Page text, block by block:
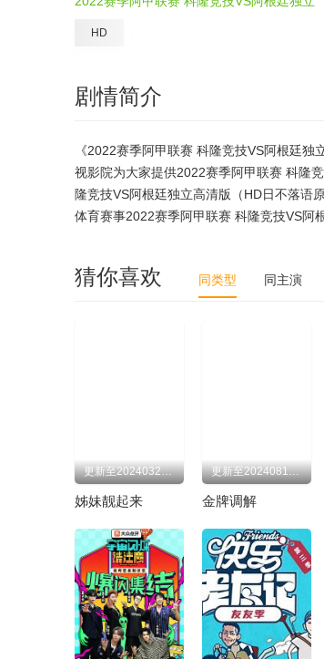
HD
剧情简介
《2022赛季阿甲联赛 科隆竞技VS阿根廷
视影院为大家提供2022赛季阿甲联赛 科隆
隆竞技VS阿根廷独立高清版（HD日不落语
体育赛事2022赛季阿甲联赛 科隆竞技VS
猜你喜欢 同类型 同主演
更新至20240328期
姊妹靓起来
更新至20240819期
金牌调解